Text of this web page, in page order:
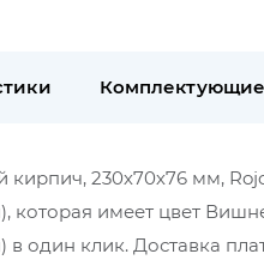
Комплектующие
230х70х76 мм,
которая имеет цвет
в один клик. Доставка